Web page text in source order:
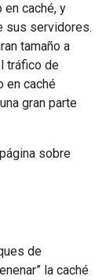
en caché, y
sus servidores.
tamaño a
tráfico de
en caché
gran parte
sobre
de
la caché